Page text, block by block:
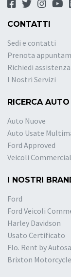
CONTATTI
Sedi e contatti
Prenota
Richiedi assistenza
I Nostri Servizi
RICERCA
Auto Nuove
Auto Usate
Ford Approved
Veicoli
I NOSTRI
Ford
Ford Veicoli
Harley Davidson
Usato Certificato
Flo. Rent by
Brixton